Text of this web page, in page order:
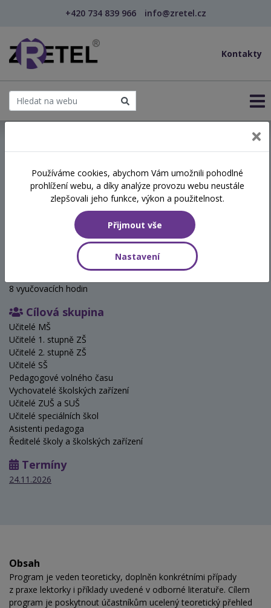
+420 734 839 966 info@zretel.cz
Kontakty
šablony
Trauma u dětí (kategorie,
projevy, následky)
(webinář)
Hodinová dotace
8 vyučovacích hodin
Cílová skupina
Učitelé MŠ
Učitelé 1. stupně ZŠ
Učitelé 2. stupně ZŠ
Učitelé SŠ
Pedagogové volného času
Vychovatelé školských zařízení
Učitelé ZUŠ a SUŠ
Učitelé speciálních škol
Asistenti pedagoga
Ředitelé školy a školských zařízení
Termíny
24.11.2026
Obsah
Program je veden teoreticky, doplněn konkrétními případy
z praxe lektorky i příklady uvedené v odborné literatuře. Cílem
program je poskytnout účastníkům ucelený teoretický přehled
Používáme cookies, abychom Vám umožnili pohodlné
prohlížení webu, a díky analýze provozu webu neustále
zlepšovali jeho funkce, výkon a použitelnost.
Přijmout vše
Nastavení